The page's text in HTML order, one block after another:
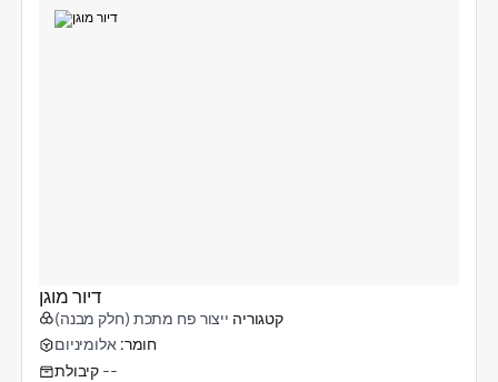
דיור מוגן
קטגוריה ייצור פח מתכת (חלק מבנה)
חומר: אלומיניום
קיבולת --